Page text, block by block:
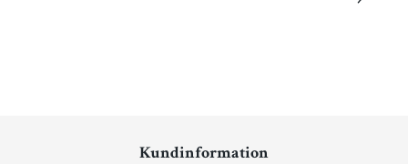
Kundinformation